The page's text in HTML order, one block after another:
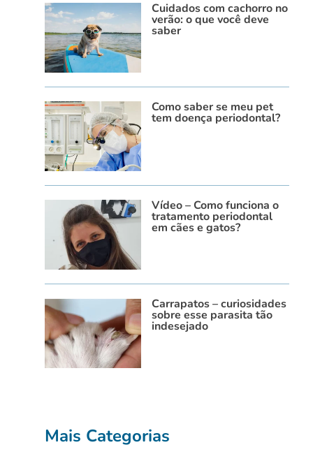
Cuidados com cachorro no
verão: o que você deve
saber
Como saber se meu pet
tem doença periodontal?
Vídeo – Como funciona o
tratamento periodontal
em cães e gatos?
Carrapatos – curiosidades
sobre esse parasita tão
indesejado
Mais Categorias